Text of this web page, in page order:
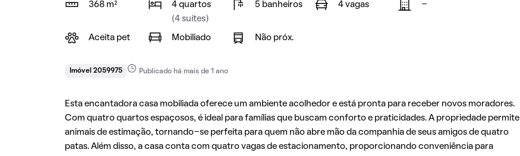
368 m²
4 quartos
(4 suítes)
5 banheiros 4 vagas -
Aceita pet Mobiliado Não próx.
Imóvel 2059975 Publicado há mais de 1 ano
Esta encantadora casa mobiliada oferece um ambiente acolhedor e está pronta para receber novos moradores.
Com quatro quartos espaçosos, é ideal para famílias que buscam conforto e praticidades. A propriedade permite
animais de estimação, tornando-se perfeita para quem não abre mão da companhia de seus amigos de quatro
patas. Além disso, a casa conta com quatro vagas de estacionamento, proporcionando conveniência para